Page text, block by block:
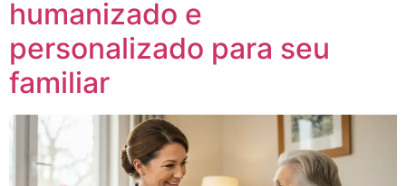
humanizado e
personalizado para seu
familiar